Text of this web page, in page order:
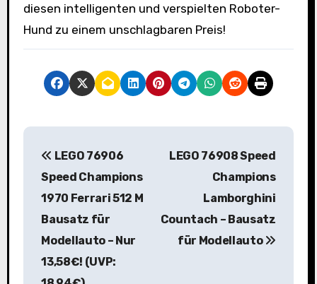
diesen intelligenten und verspielten Roboter-
Hund zu einem unschlagbaren Preis!
B
LEGO 76906
Speed Champions
1970 Ferrari 512 M
Bausatz für
Modellauto – Nur
13,58€! (UVP:
LEGO 76908 Speed
Champions
Lamborghini
Countach – Bausatz
für Modellauto